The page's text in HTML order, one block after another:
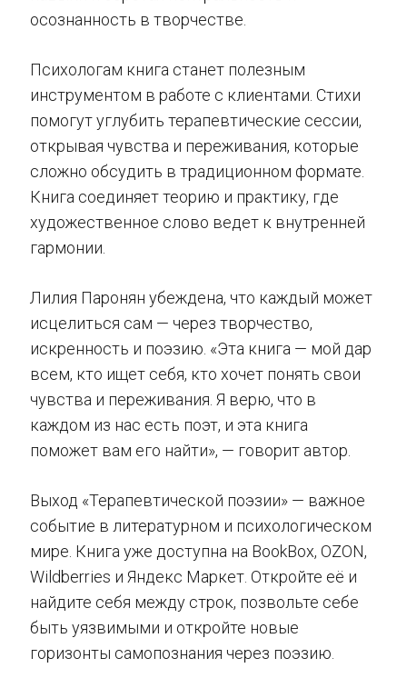
осознанность в творчестве.
Психологам книга станет полезным
инструментом в работе с клиентами. Стихи
помогут углубить терапевтические сессии,
открывая чувства и переживания, которые
сложно обсудить в традиционном формате.
Книга соединяет теорию и практику, где
художественное слово ведет к внутренней
гармонии.
Лилия Паронян убеждена, что каждый может
исцелиться сам — через творчество,
искренность и поэзию. «Эта книга — мой дар
всем, кто ищет себя, кто хочет понять свои
чувства и переживания. Я верю, что в
каждом из нас есть поэт, и эта книга
поможет вам его найти», — говорит автор.
Выход «Терапевтической поэзии» — важное
событие в литературном и психологическом
мире. Книга уже доступна на BookBox, OZON,
Wildberries и Яндекс Маркет. Откройте её и
найдите себя между строк, позвольте себе
быть уязвимыми и откройте новые
горизонты самопознания через поэзию.